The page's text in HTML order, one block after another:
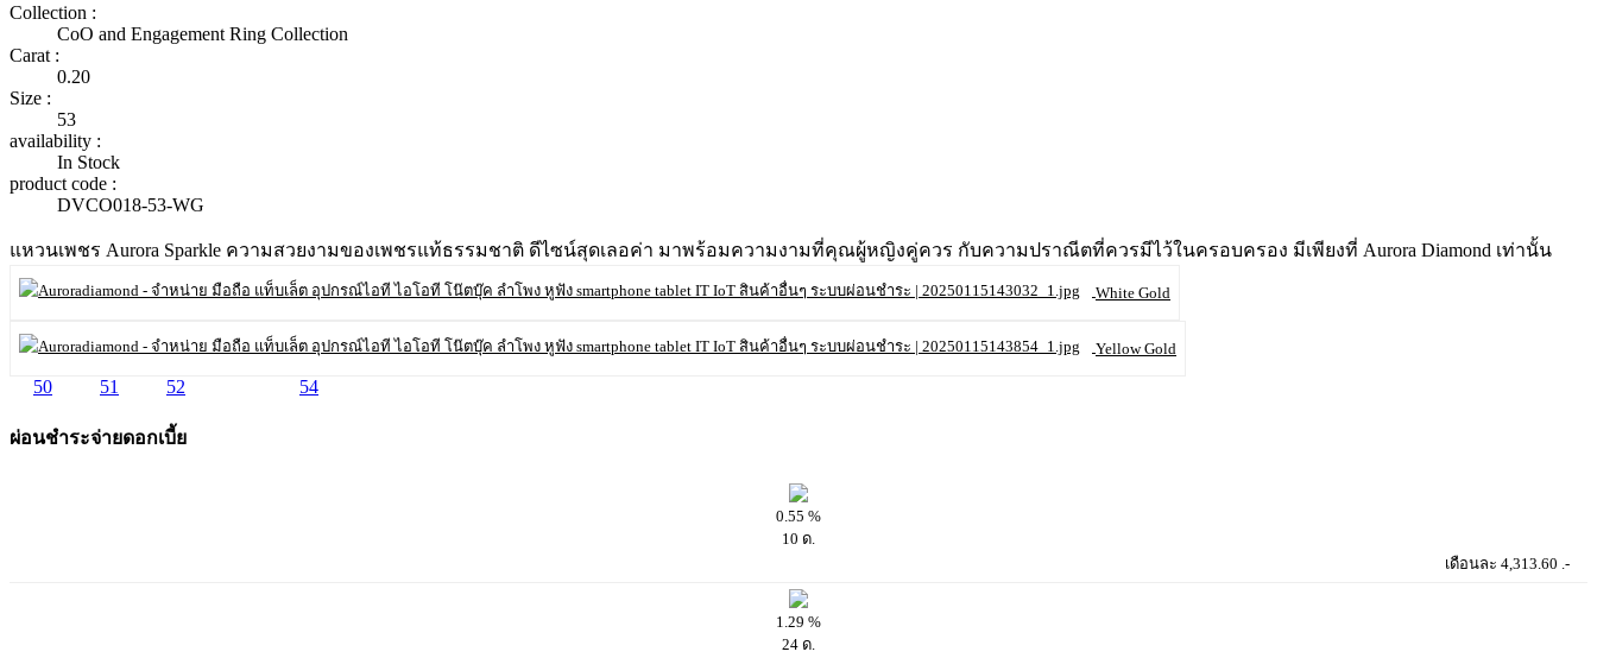
Collection :
CoO and Engagement Ring Collection
Carat :
0.20
Size :
53
availability :
In Stock
product code :
DVCO018-53-WG
แหวนเพชร Aurora Sparkle ความสวยงามของเพชรแท้ธรรมชาติ ดีไซน์สุดเลอค่า มาพร้อมความงามที่คุณผู้หญิงคู่ควร กับความปราณีตที่ควรมีไว้ในครอบครอง มีเพียงที่ Aurora Diamond เท่านั้น
White Gold
Yellow Gold
50 51 52 54
ผ่อนชำระจ่ายดอกเบี้ย
0.55 %
10 ด.
เดือนละ 4,313.60 .-
1.29 %
24 ด.